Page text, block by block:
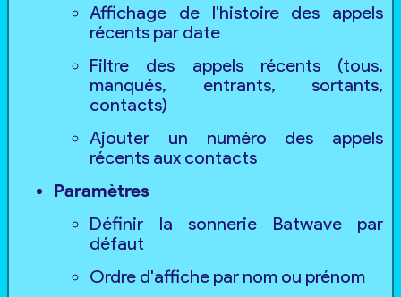
Affichage de l'histoire des appels
récents par date
Filtre des appels récents (tous,
manqués, entrants, sortants,
contacts)
Ajouter un numéro des appels
récents aux contacts
Paramètres
Définir la sonnerie Batwave par
défaut
Ordre d'affiche par nom ou prénom